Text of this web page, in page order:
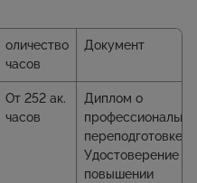
оличество
часов
Документ
От 252 ак.
часов
Диплом о
переподготовке/
Удостоверение о
повышении